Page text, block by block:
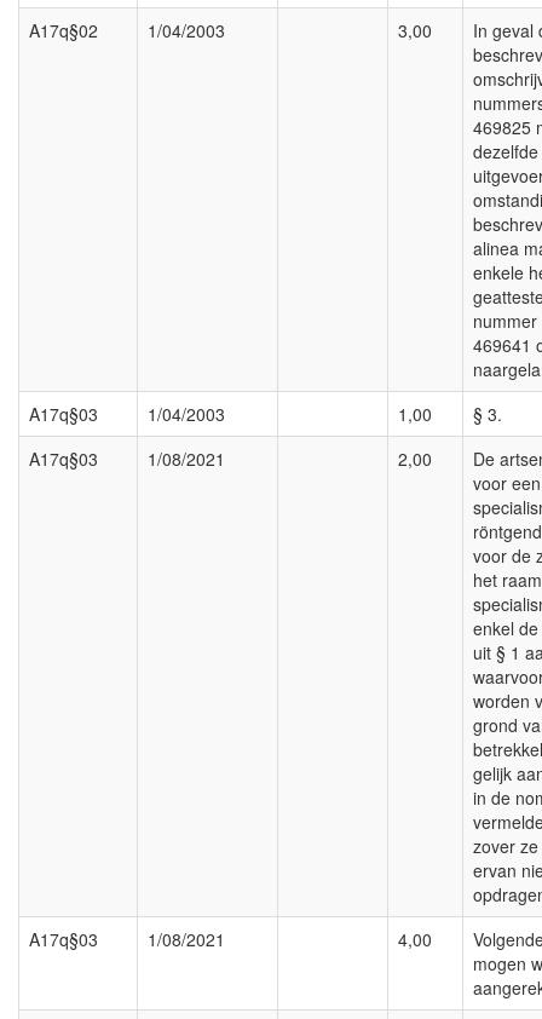
A17q§02
1/04/2003 3,00
In geval
469825
alinea
enkele
469641
A17q§03
1/04/2003 1,00
§ 3.
A17q§03
1/08/2021 2,00
De
voor
voor de
het
enkel
uit § 1
worden
grond
gelijk
in de
zover
ervan
A17q§03
1/08/2021 4,00
mogen